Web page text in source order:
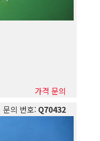
가격 문의
문의 번호:Q70432